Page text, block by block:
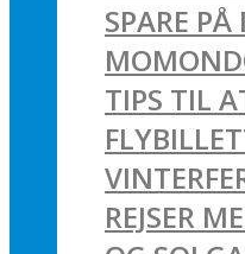
SPARE
TIPS TIL
REJSER